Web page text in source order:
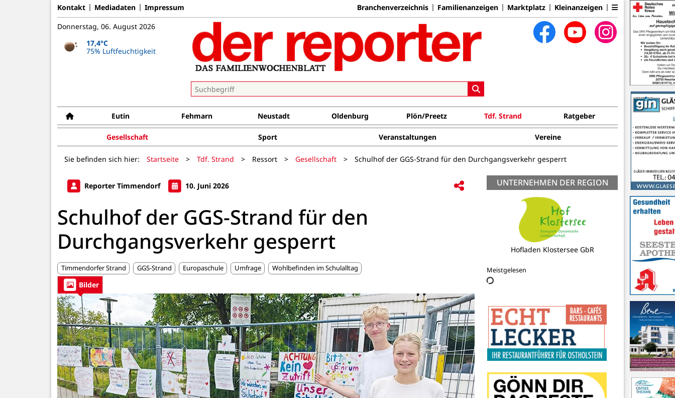
Kontakt Mediadaten Impressum Branchenverzeichnis Familienanzeigen Marktplatz Kleinanzeigen
Donnerstag, 06. August 2026
17,4°C
75% Luftfeuchtigkeit
Eutin Fehmarn Neustadt Oldenburg Plön/Preetz Tdf. Strand Ratgeber
Gesellschaft Sport Veranstaltungen Vereine
Sie befinden sich hier: Startseite > Tdf. Strand > Ressort > Gesellschaft > Schulhof der GGS-Strand für den Durchgangsverkehr gesperrt
Reporter Timmendorf 10. Juni 2026
Schulhof der GGS-Strand für den
Durchgangsverkehr gesperrt
Timmendorfer Strand GGS-Strand Europaschule Umfrage Wohlbefinden im Schulalltag
Bilder
UNTERNEHMEN DER REGION
Logo Fit
Meistgelesen